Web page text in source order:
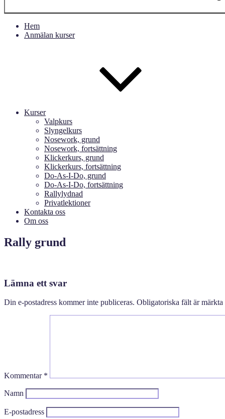
Hem
Anmälan kurser
Kurser
Valpkurs
Slyngelkurs
Nosework, grund
Nosework, fortsättning
Klickerkurs, grund
Klickerkurs, fortsättning
Do-As-I-Do, grund
Do-As-I-Do, fortsättning
Rallylydnad
Privatlektioner
Kontakta oss
Om oss
Rally grund
Lämna ett svar
Din e-postadress kommer inte publiceras. Obligatoriska fält är märkta
Kommentar *
Namn
E-postadress